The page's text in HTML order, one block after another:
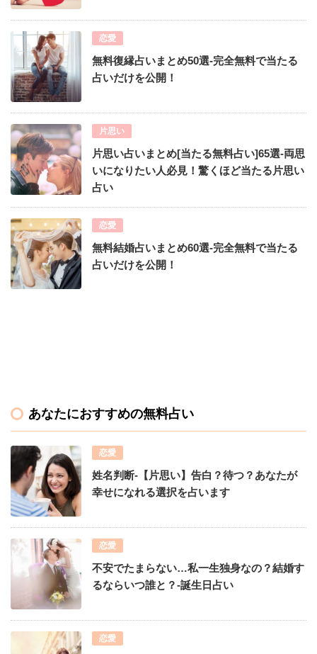
恋愛
無料復縁占いまとめ50選-完全無料で当たる
占いだけを公開！
片思い
片思い占いまとめ[当たる無料占い]65選-両思
いになりたい人必見！驚くほど当たる片思い
占い
恋愛
無料結婚占いまとめ60選-完全無料で当たる
占いだけを公開！
あなたにおすすめの無料占い
恋愛
姓名判断-【片思い】告白？待つ？あなたが
幸せになれる選択を占います
恋愛
不安でたまらない…私一生独身なの？結婚す
るならいつ誰と？-誕生日占い
恋愛